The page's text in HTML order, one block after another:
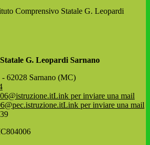
Comprensivo Statale G. Leopardi
G. Leopardi Sarnano
62028 Sarnano (MC)
Link per inviare una mail
Link per inviare una mail